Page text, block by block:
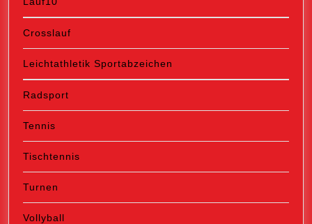
Crosslauf
Leichtathletik Sportabzeichen
Radsport
Tennis
Tischtennis
Turnen
Vollyball